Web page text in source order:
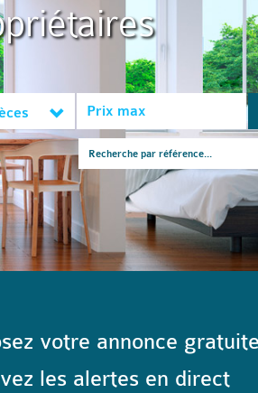
votre annonce
les alertes en direct